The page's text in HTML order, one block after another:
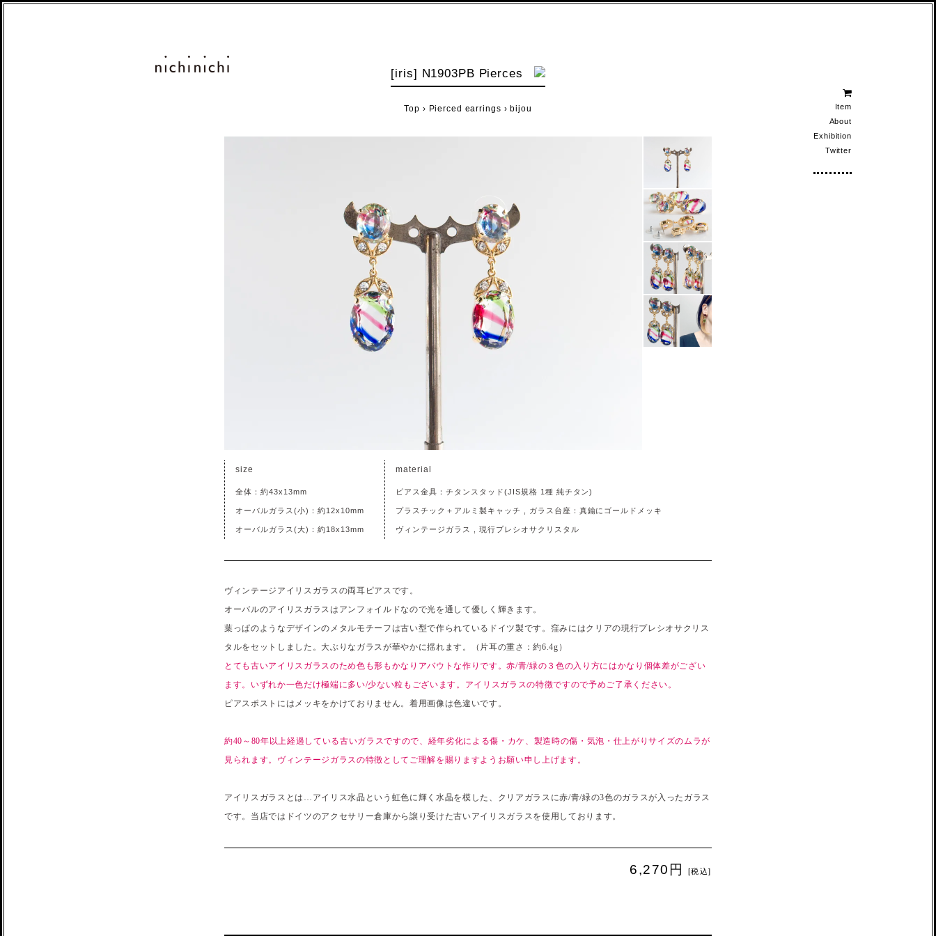
Item
About
Exhibition
Twitter
[iris] N1903PB Pierces
Top › Pierced earrings ›bijou
size
全体：約43x13mm
オーバルガラス(小)：約12x10mm
オーバルガラス(大)：約18x13mm
material
ピアス金具：チタンスタッド(JIS規格 1種 純チタン)
プラスチック＋アルミ製キャッチ , ガラス台座：真鍮にゴールドメッキ
ヴィンテージガラス , 現行プレシオサクリスタル
ヴィンテージアイリスガラスの両耳ピアスです。
オーバルのアイリスガラスはアンフォイルドなので光を通して優しく輝きます。
葉っぱのようなデザインのメタルモチーフは古い型で作られているドイツ製です。窪みにはクリアの現行プレシオサクリス
タルをセットしました。大ぶりなガラスが華やかに揺れます。（片耳の重さ：約6.4g）
とても古いアイリスガラスのため色も形もかなりアバウトな作りです。赤/青/緑の３色の入り方にはかなり個体差がござい
ます。いずれか一色だけ極端に多い/少ない粒もございます。アイリスガラスの特徴ですので予めご了承ください。
ピアスポストにはメッキをかけておりません。着用画像は色違いです。
約40～80年以上経過している古いガラスですので、経年劣化による傷・カケ、製造時の傷・気泡・仕上がりサイズのムラが
見られます。ヴィンテージガラスの特徴としてご理解を賜りますようお願い申し上げます。
アイリスガラスとは…アイリス水晶という虹色に輝く水晶を模した、クリアガラスに赤/青/緑の3色のガラスが入ったガラス
です。当店ではドイツのアクセサリー倉庫から譲り受けた古いアイリスガラスを使用しております。
6,270円 [税込]